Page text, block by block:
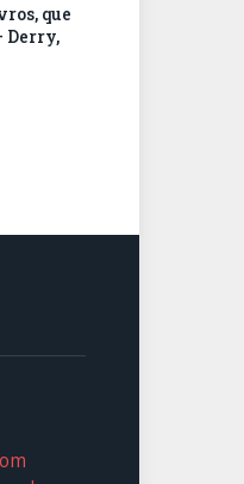
que
Derry,